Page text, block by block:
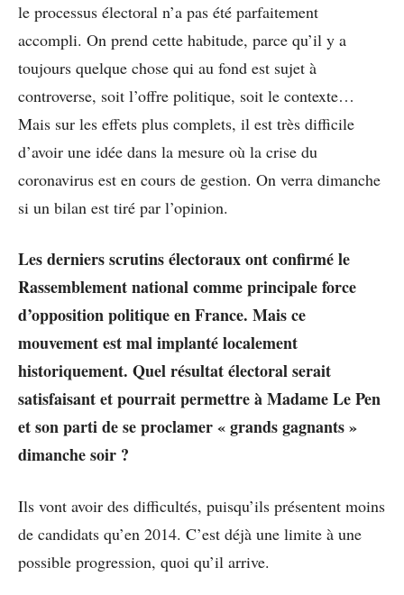
le processus électoral n’a pas été parfaitement
accompli. On prend cette habitude, parce qu’il y a
toujours quelque chose qui au fond est sujet à
controverse, soit l’offre politique, soit le contexte…
Mais sur les effets plus complets, il est très difficile
d’avoir une idée dans la mesure où la crise du
coronavirus est en cours de gestion. On verra dimanche
si un bilan est tiré par l’opinion.
Les derniers scrutins électoraux ont confirmé le
Rassemblement national comme principale force
d’opposition politique en France. Mais ce
mouvement est mal implanté localement
historiquement. Quel résultat électoral serait
satisfaisant et pourrait permettre à Madame Le Pen
et son parti de se proclamer « grands gagnants »
dimanche soir ?
Ils vont avoir des difficultés, puisqu’ils présentent moins
de candidats qu’en 2014. C’est déjà une limite à une
possible progression, quoi qu’il arrive.